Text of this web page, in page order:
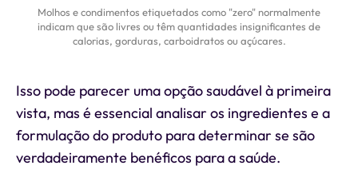
Molhos e condimentos etiquetados como "zero" normalmente
indicam que são livres ou têm quantidades insignificantes de
calorias, gorduras, carboidratos ou açúcares.
Isso pode parecer uma opção saudável à primeira
vista, mas é essencial analisar os ingredientes e a
formulação do produto para determinar se são
verdadeiramente benéficos para a saúde.